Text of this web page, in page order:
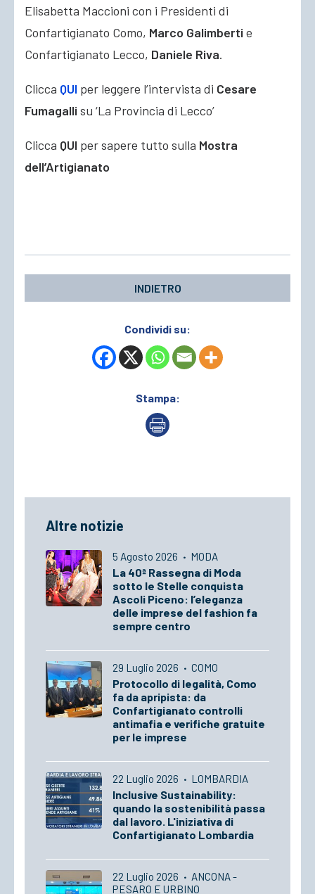
Elisabetta Maccioni con i Presidenti di
Confartigianato Como, Marco Galimberti e
Confartigianato Lecco, Daniele Riva.
Clicca QUI per leggere l’intervista di Cesare
Fumagalli su ‘La Provincia di Lecco’
Clicca QUI per sapere tutto sulla Mostra
dell’Artigianato
INDIETRO
Condividi su:
Stampa:
Altre notizie
5 Agosto 2026 · MODA
La 40ª Rassegna di Moda
sotto le Stelle conquista
Ascoli Piceno: l’eleganza
delle imprese del fashion fa
sempre centro
29 Luglio 2026 · COMO
Protocollo di legalità, Como
fa da apripista: da
Confartigianato controlli
antimafia e verifiche gratuite
per le imprese
22 Luglio 2026 · LOMBARDIA
Inclusive Sustainability:
quando la sostenibilità passa
dal lavoro. L'iniziativa di
Confartigianato Lombardia
22 Luglio 2026 · ANCONA -
PESARO E URBINO